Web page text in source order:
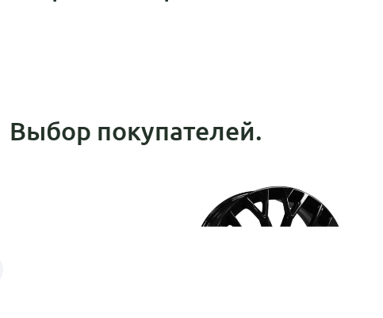
Выбор покупателей.